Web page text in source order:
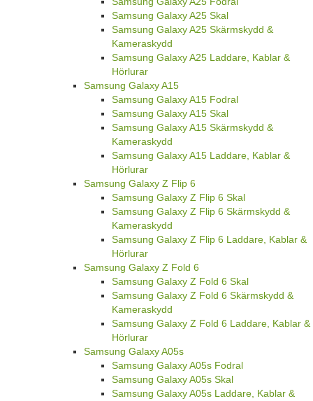
Samsung Galaxy A25 Skal
Samsung Galaxy A25 Skärmskydd &
Kameraskydd
Samsung Galaxy A25 Laddare, Kablar &
Hörlurar
Samsung Galaxy A15
Samsung Galaxy A15 Fodral
Samsung Galaxy A15 Skal
Samsung Galaxy A15 Skärmskydd &
Kameraskydd
Samsung Galaxy A15 Laddare, Kablar &
Hörlurar
Samsung Galaxy Z Flip 6
Samsung Galaxy Z Flip 6 Skal
Samsung Galaxy Z Flip 6 Skärmskydd &
Kameraskydd
Samsung Galaxy Z Flip 6 Laddare, Kablar &
Hörlurar
Samsung Galaxy Z Fold 6
Samsung Galaxy Z Fold 6 Skal
Samsung Galaxy Z Fold 6 Skärmskydd &
Kameraskydd
Samsung Galaxy Z Fold 6 Laddare, Kablar &
Hörlurar
Samsung Galaxy A05s
Samsung Galaxy A05s Fodral
Samsung Galaxy A05s Skal
Samsung Galaxy A05s Laddare, Kablar &